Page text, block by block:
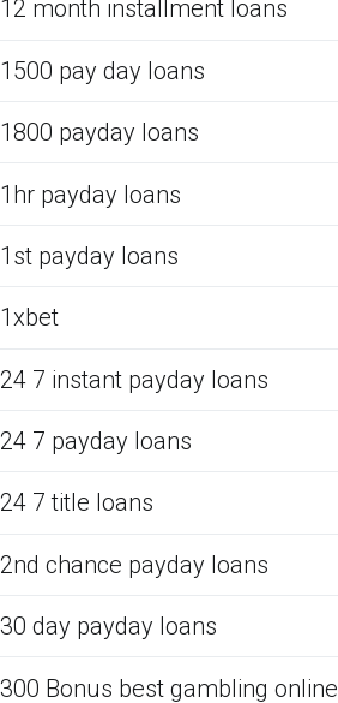
12 month installment loans
1500 pay day loans
1800 payday loans
1hr payday loans
1st payday loans
1xbet
24 7 instant payday loans
24 7 payday loans
24 7 title loans
2nd chance payday loans
30 day payday loans
300 Bonus best gambling online